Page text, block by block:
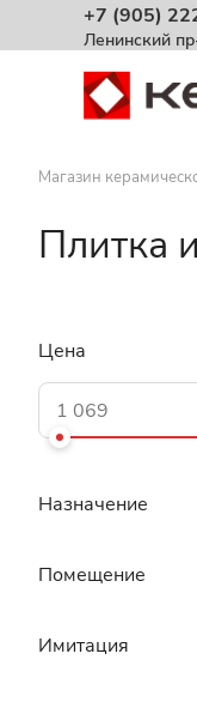
+7 (905)
Ленинский
Магазин
Плитка
Цена
Назначение
Помещение
Имитация